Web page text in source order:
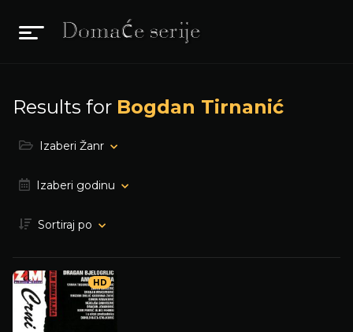
Results for Bogdan Tirnanić
Izaberi Žanr
Izaberi godinu
Sortiraj po
HD